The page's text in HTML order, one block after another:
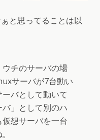
と思ってることは以
チのサーバの場
サーバが7台動い
バとして動いて
」として別のハ
想サーバを一台